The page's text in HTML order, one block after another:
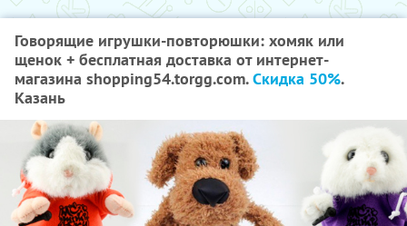
Говорящие игрушки-повторюшки: хомяк или
щенок + бесплатная доставка от интернет-
магазина shopping54.torgg.com.Скидка 50%.
Казань